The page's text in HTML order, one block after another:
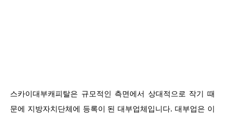
스카이대부캐피탈은 규모적인 측면에서 상대적으로 작기 때
문에 지방자치단체에 등록이 된 대부업체입니다. 대부업은 이